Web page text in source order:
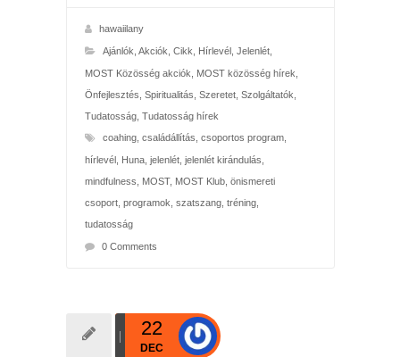
hawaiilany
Ajánlók Akciók Cikk Hírlevél, Jelenlét,
MOST Közösség akciók MOST közösség hírek
Önfejlesztés Spiritualitás Szeretet, Szolgáltatók
Tudatosság, Tudatosság hírek
coahing, családállítás csoportos program,
hírlevél, Huna, jelenlét, jelenlét kirándulás
mindfulness
MOST, MOST Klub, önismereti
csoport, programok szatszang, tréning,
tudatosság
0 Comments
22
DEC